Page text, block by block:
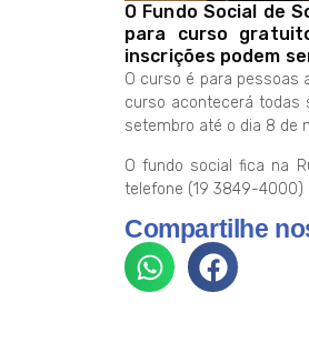
O Fundo Social de
para curso
inscrições podem
O curso é para pessoas
curso acontecerá todas
setembro até o dia 8 de
O fundo social fica na
telefone (19 3849-4000)
Compartilhe